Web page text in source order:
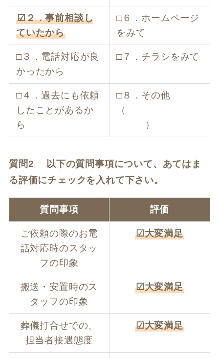
☑２．事前相談し
ていたから
□６．ホームページ
をみて
□３．電話対応が良
かったから
□７．チラシをみて
□４．過去にも依頼
したことがあるか
ら
□８．その他
（
）
質問2 以下の質問事項について、あてはま
る評価にチェックを入れて下さい。
質問事項 評価
ご依頼の際のお電
話対応時のスタッ
フの印象
☑大変満足
搬送・安置時のス
タッフの印象
☑大変満足
葬儀打合せでの、
担当者接遇態度
☑大変満足